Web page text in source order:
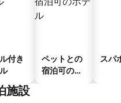
付き
ペットとの
宿泊可のホ
スパ
施設